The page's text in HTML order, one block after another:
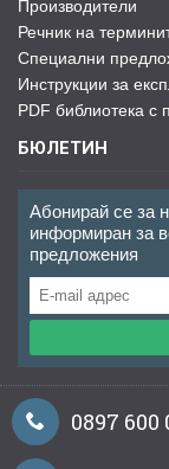
Производители
Речник на
Специални
Инструкции за
PDF библиотека с
БЮЛЕТИН
Абонирай се за
информиран за
предложения
0897 600